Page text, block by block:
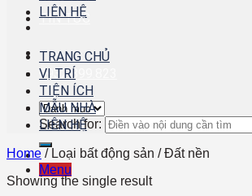
TIN TỨC
0932.899.823
Search for:
Menu
LIÊN HỆ
TRANG CHỦ
VỊ TRÍ
TIỆN ÍCH
MẪU NHÀ
LIÊN HỆ
Home /Loại bất động sản /Đất nền
Showing the single result